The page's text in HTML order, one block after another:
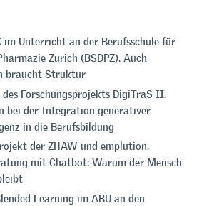
im Unterricht an der Berufsschule für
Zürich (BSDPZ). Auch
braucht Struktur
Forschungsprojekts DigiTraS II.
bei der Integration generativer
in die Berufsbildung
der ZHAW und emplution.
mit Chatbot: Warum der Mensch
Learning im ABU an den